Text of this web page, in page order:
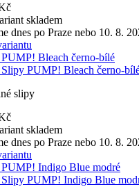
skladem
dnes po Praze nebo 10. 8.
Slipy PUMP! Bleach černo-
slipy
skladem
dnes po Praze nebo 10. 8.
Slipy PUMP! Indigo Blue